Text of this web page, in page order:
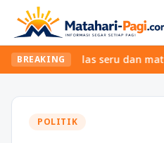
BREAKING
kelas seru dan materi
POLITIK